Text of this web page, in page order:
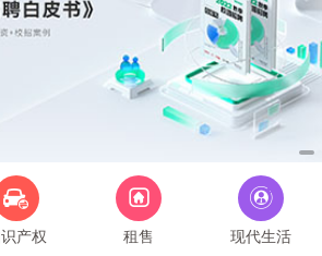
产权 租售 现代生活